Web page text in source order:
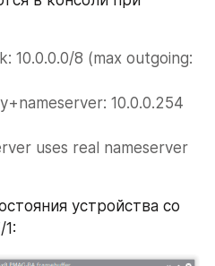
8 (max outgoing:
устройства со